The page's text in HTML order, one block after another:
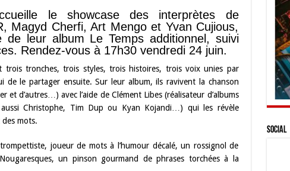
le showcase des interprètes de
Magyd Cherfi, Art Mengo et Yvan Cujious,
de leur album Le Temps additionnel, suivi
Rendez-vous à 17h30 vendredi 24 juin.
trois tronches, trois styles, trois histoires, trois voix unies par
de le partager ensuite. Sur leur album, ils ravivent la chanson
et d’autres…) avec l’aide de Clément Libes (réalisateur d’albums
Christophe, Tim Dup ou Kyan Kojandi…) qui les révèle
des mots.
joueur de mots à l’humour décalé, un rossignol de
un pinson gourmand de phrases torchées à la
Social